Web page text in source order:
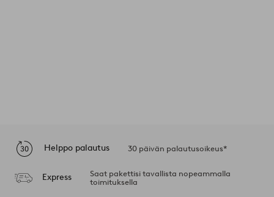
Helppo palautus 30 päivän palautusoikeus*
Express
Saat pakettisi tavallista nopeammalla
toimituksella